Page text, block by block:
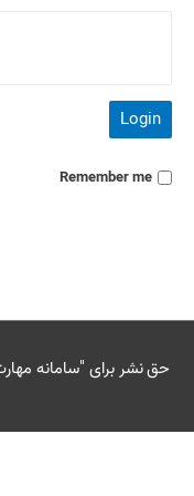
Login
Remember me
حق نشر برای "سامانه